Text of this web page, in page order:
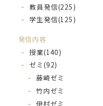
教員発信(225)
学生発信(125)
発信内容
授業(140)
ゼミ(92)
藤崎ゼミ
竹内ゼミ
伊村ゼミ